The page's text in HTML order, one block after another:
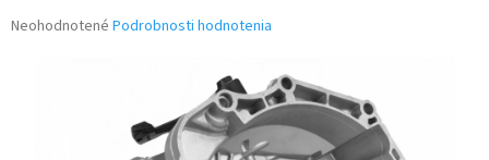
Priemerné
Neohodnotené Podrobnosti hodnotenia